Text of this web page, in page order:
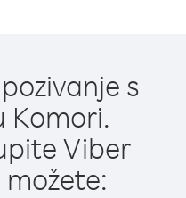
s
Komori.
Viber